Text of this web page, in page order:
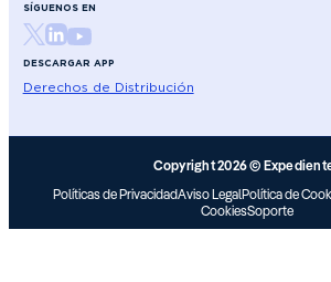
SÍGUENOS EN
DESCARGAR APP
Derechos de Distribución
Copyright 2026 ©
Políticas de PrivacidadAviso LegalPolítica de
CookiesSoporte